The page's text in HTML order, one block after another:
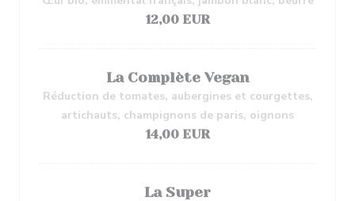
12,00 EUR
La Complète Vegan
Réduction de tomates, aubergines et courgettes,
artichauts, champignons de paris, oignons
14,00 EUR
La Super